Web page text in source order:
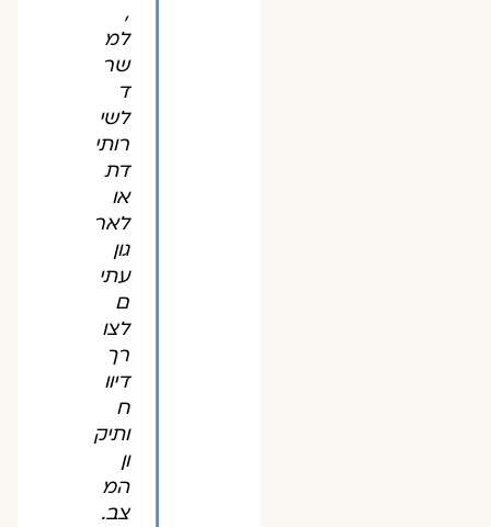
למ
שר
ד
לשי
רותי
דת
או
לאר
גון
עתי
ם
לצו
רך
דיוו
ח
ותיק
ון
המ
צב.